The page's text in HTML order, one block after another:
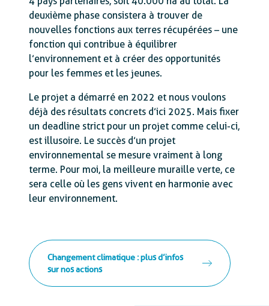
deuxième phase consistera à trouver de
nouvelles fonctions aux terres récupérées – une
fonction qui contribue à équilibrer
l’environnement et à créer des opportunités
pour les femmes et les jeunes.
Le projet a démarré en 2022 et nous voulons
déjà des résultats concrets d’ici 2025. Mais fixer
un deadline strict pour un projet comme celui-ci,
est illusoire. Le succès d’un projet
environnemental se mesure vraiment à long
terme. Pour moi, la meilleure muraille verte, ce
sera celle où les gens vivent en harmonie avec
leur environnement.
Changement climatique : plus d’infos
sur nos actions